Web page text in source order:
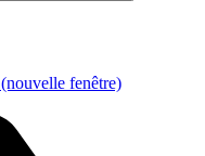
(nouvelle fenêtre)